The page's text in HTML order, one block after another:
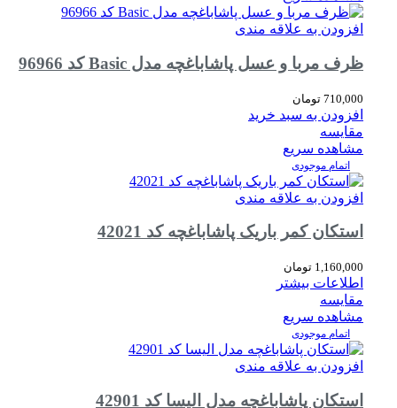
افزودن به علاقه مندی
ظرف مربا و عسل پاشاباغچه مدل Basic کد 96966
710,000 تومان
افزودن به سبد خرید
مقایسه
مشاهده سریع
اتمام موجودی
افزودن به علاقه مندی
استکان کمر باریک پاشاباغچه کد 42021
1,160,000 تومان
اطلاعات بیشتر
مقایسه
مشاهده سریع
اتمام موجودی
افزودن به علاقه مندی
استکان پاشاباغچه مدل الیسا کد 42901